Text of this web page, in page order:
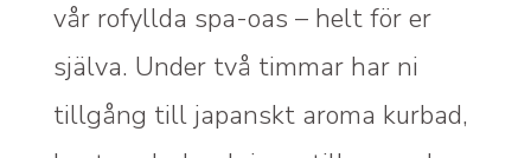
vår rofyllda spa-oas – helt för er
själva. Under två timmar har ni
tillgång till japanskt aroma kurbad,